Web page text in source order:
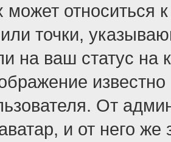
может относиться
или точки,
на ваш статус
От
и от него же